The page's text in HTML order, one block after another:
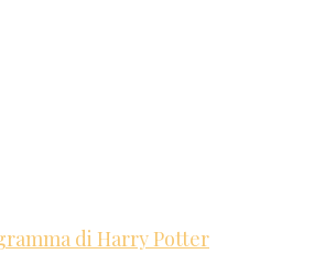
di Harry Potter